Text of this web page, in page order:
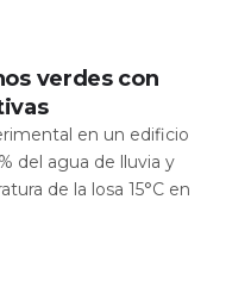
verdes con
en un edificio
del agua de lluvia y
de la losa 15°C en